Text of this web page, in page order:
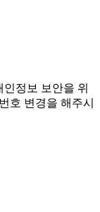
인정보 보안을 위
호 변경을 해주시